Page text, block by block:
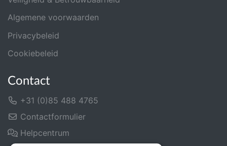
Algemene voorwaarden
Privacybeleid
Cookiebeleid
Contact
+31 (0)85 488 4765
Contactformulier
Helpcentrum